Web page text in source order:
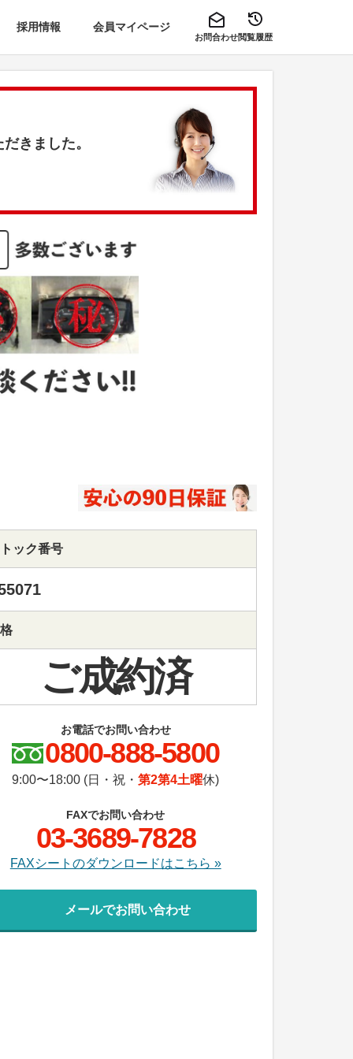
採用情報 会員マイページ
お問合わせ閲覧履歴
きました。
ック番号
ご成約済
お電話でお問い合わせ
0800-888-5800
9:00〜18:00 (日・祝・第2第4土曜休)
FAXでお問い合わせ
03-3689-7828
FAXシートのダウンロードはこちら »
メールでお問い合わせ